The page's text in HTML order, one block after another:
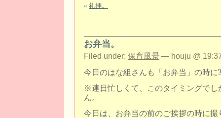
« 礼拝。
お弁当。
Filed under: 保育風景 — houju @
今日のはな組さんも「お弁当」の時に
※連日忙しくて、このタイミングでし
ん。
今日は、お弁当の前のご挨拶の時に撮